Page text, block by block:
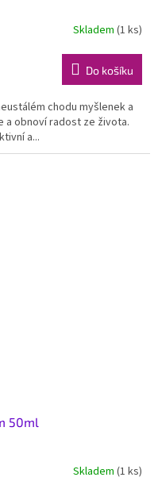
Skladem (1 ks)
Do košíku
chodu myšlenek a
a obnoví radost ze života.
a...
50ml
Skladem (1 ks)